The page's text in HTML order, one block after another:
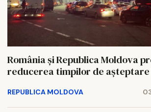
România și Republica Moldova
reducerea timpilor de
REPUBLICA MOLDOVA